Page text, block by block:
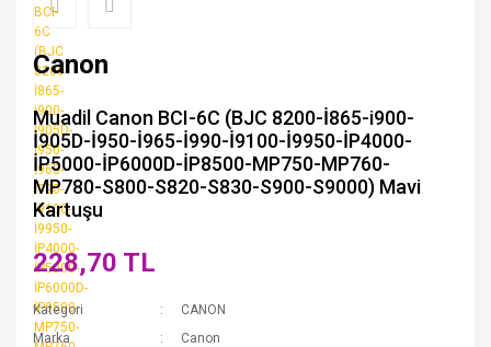
Canon
Muadil Canon BCI-6C (BJC 8200-İ865-i900-
İ905D-İ950-İ965-İ990-İ9100-İ9950-İP4000-
İP5000-İP6000D-İP8500-MP750-MP760-
MP780-S800-S820-S830-S900-S9000) Mavi
Kartuşu
228,70 TL
Kategori
CANON
Marka
Canon